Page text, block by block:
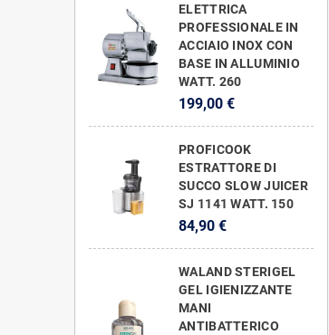
ELETTRICA
PROFESSIONALE IN
ACCIAIO INOX CON
BASE IN ALLUMINIO
WATT. 260
199,00 €
PROFICOOK
ESTRATTORE DI
SUCCO SLOW JUICER
SJ 1141 WATT. 150
84,90 €
WALAND STERIGEL
GEL IGIENIZZANTE
MANI
ANTIBATTERICO